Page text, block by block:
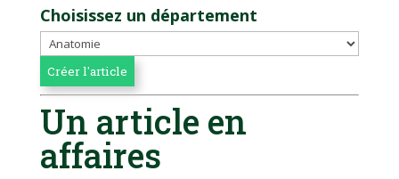
Choisissez un département
Un article en
affaires